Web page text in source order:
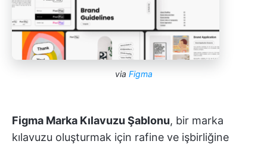
via Figma
Figma Marka Kılavuzu Şablonu, bir marka
kılavuzu oluşturmak için rafine ve işbirliğine